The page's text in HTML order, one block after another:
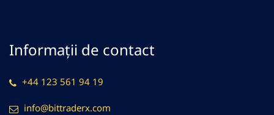
Informații de contact
+44 123 561 94 19
info@bittraderx.com